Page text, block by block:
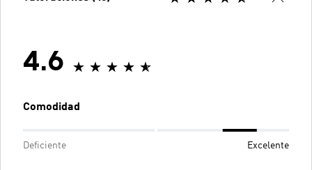
4.6
Comodidad
Deficiente Excelente